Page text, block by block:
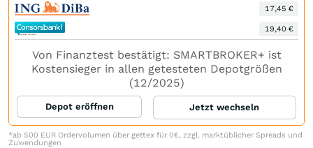
17,45 €
19,40 €
Von Finanztest bestätigt: SMARTBROKER+ ist
Kostensieger in allen getesteten Depotgrößen
(12/2025)
Depot eröffnen Jetzt wechseln
*ab 500 EUR Ordervolumen über gettex für 0€, zzgl. marktüblicher Spreads und
Zuwendungen